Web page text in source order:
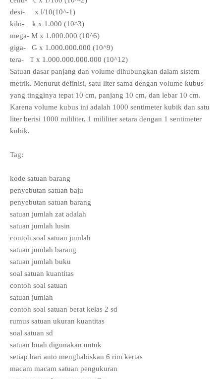
desi- x l/10(10^-1)
kilo- k x 1.000 (10^3)
mega- M x 1.000.000 (10^6)
giga- G x 1.000.000.000 (10^9)
tera- T x 1.000.000.000.000 (10^12)
Satuan dasar panjang dan volume dihubungkan dalam sistem
metrik. Menurut definisi, satu liter sama dengan volume kubus
yang tingginya tepat 10 cm, panjang 10 cm, dan lebar 10 cm.
Karena volume kubus ini adalah 1000 sentimeter kubik dan satu
liter berisi 1000 mililiter, 1 mililiter setara dengan 1 sentimeter
kubik.
Tag:
kode satuan barang
penyebutan satuan baju
penyebutan satuan barang
satuan jumlah zat adalah
satuan jumlah lusin
contoh soal satuan jumlah
satuan jumlah barang
satuan jumlah buku
soal satuan kuantitas
contoh soal satuan
satuan jumlah
contoh soal satuan berat kelas 2 sd
rumus satuan ukuran kuantitas
soal satuan sd
satuan buah digunakan untuk
setiap hari anto menghabiskan 6 rim kertas
macam macam satuan pengukuran